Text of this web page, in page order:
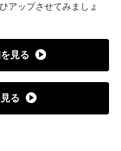
アップさせてみましょ
見る
る